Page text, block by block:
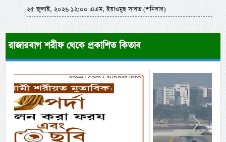
২৫ জুলাই, ২০২৬ ১২:০০ এএম, ইয়াওমুছ সাবত (শনিবার)
রাজারবাগ শরীফ থেকে প্রকাশিত কিতাব
Previous Next